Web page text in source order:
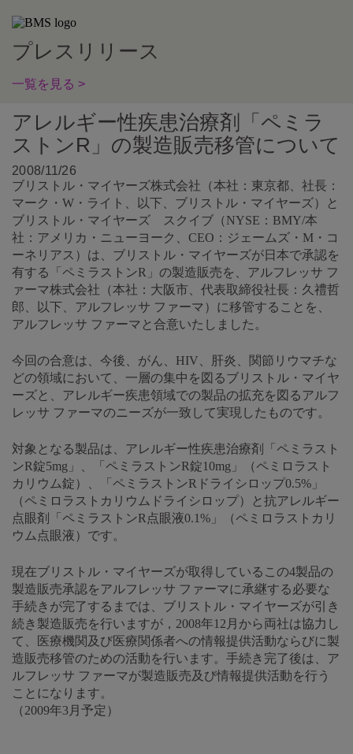
プレスリリース
一覧を見る >
アレルギー性疾患治療剤「ペミラ
ストンR」の製造販売移管について
2008/11/26
ブリストル・マイヤーズ株式会社（本社：東京都、社長：
マーク・W・ライト、以下、ブリストル・マイヤーズ）と
ブリストル・マイヤーズ スクイブ（NYSE：BMY/本
社：アメリカ・ニューヨーク、CEO：ジェームズ・M・コ
ーネリアス）は、ブリストル・マイヤーズが日本で承認を
有する「ペミラストンR」の製造販売を、アルフレッサ フ
ァーマ株式会社（本社：大阪市、代表取締役社長：久禮哲
郎、以下、アルフレッサ ファーマ）に移管することを、
アルフレッサ ファーマと合意いたしました。
今回の合意は、今後、がん、HIV、肝炎、関節リウマチな
どの領域において、一層の集中を図るブリストル・マイヤ
ーズと、アレルギー疾患領域での製品の拡充を図るアルフ
レッサ ファーマのニーズが一致して実現したものです。
対象となる製品は、アレルギー性疾患治療剤「ペミラスト
ンR錠5mg」、「ペミラストンR錠10mg」（ペミロラスト
カリウム錠）、「ペミラストンRドライシロップ0.5%」
（ペミロラストカリウムドライシロップ）と抗アレルギー
点眼剤「ペミラストンR点眼液0.1%」（ペミロラストカリ
ウム点眼液）です。
現在ブリストル・マイヤーズが取得しているこの4製品の
製造販売承認をアルフレッサ ファーマに承継する必要な
手続きが完了するまでは、ブリストル・マイヤーズが引き
続き製造販売を行いますが，2008年12月から両社は協力し
て、医療機関及び医療関係者への情報提供活動ならびに製
造販売移管のための活動を行います。手続き完了後は、ア
ルフレッサ ファーマが製造販売及び情報提供活動を行う
ことになります。
（2009年3月予定）